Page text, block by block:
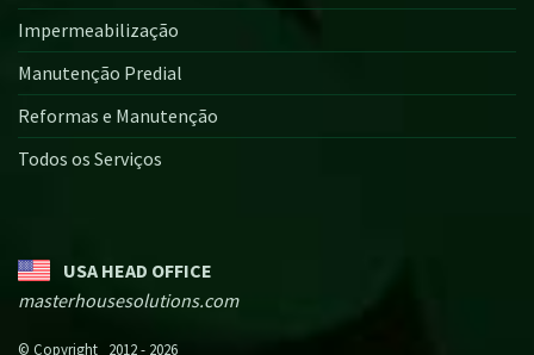
Impermeabilização
Manutenção Predial
Reformas e Manutenção
Todos os Serviços
USA HEAD OFFICE
masterhousesolutions.com
© Copyright 2012 - 2026